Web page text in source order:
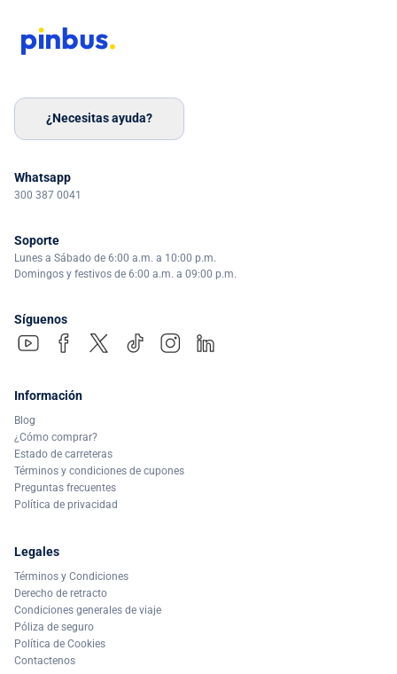
¿Necesitas ayuda?
Whatsapp
300 387 0041
Soporte
Lunes a Sábado de 6:00 a.m. a 10:00 p.m.
Domingos y festivos de 6:00 a.m. a 09:00 p.m.
Síguenos
Información
Blog
¿Cómo comprar?
Estado de carreteras
Términos y condiciones de cupones
Preguntas frecuentes
Política de privacidad
Legales
Términos y Condiciones
Derecho de retracto
Condiciones generales de viaje
Póliza de seguro
Política de Cookies
Contactenos